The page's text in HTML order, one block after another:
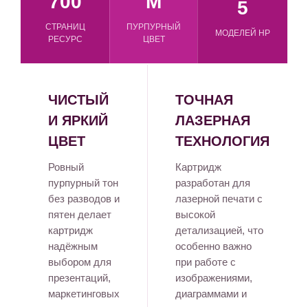
СТРАНИЦ
РЕСУРС
ПУРПУРНЫЙ
ЦВЕТ
5
МОДЕЛЕЙ HP
ЧИСТЫЙ
И ЯРКИЙ
ЦВЕТ
Ровный
пурпурный тон
без разводов и
пятен делает
картридж
надёжным
выбором для
презентаций,
маркетинговых
ТОЧНАЯ
ЛАЗЕРНАЯ
ТЕХНОЛОГИЯ
Картридж
разработан для
лазерной печати с
высокой
детализацией, что
особенно важно
при работе с
изображениями,
диаграммами и